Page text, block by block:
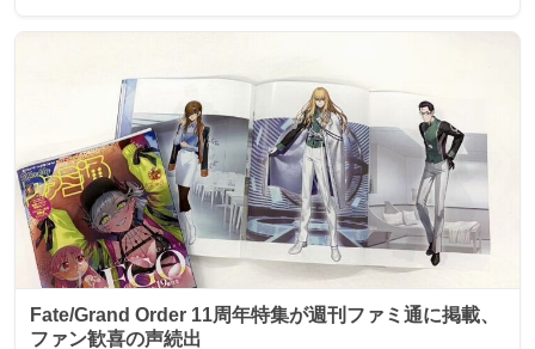
Fate/Grand Order 11周年特集が週刊ファミ通に掲載、
ファン歓喜の声続出